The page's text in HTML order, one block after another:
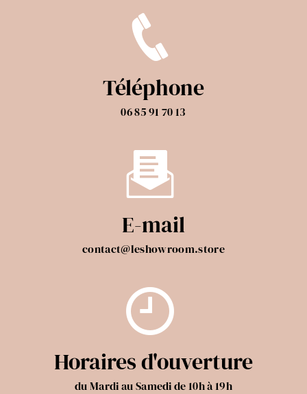
Téléphone
06 85 91 70 13
E-mail
contact@leshowroom.store
Horaires d'ouverture
du Mardi au Samedi de 10h à 19h